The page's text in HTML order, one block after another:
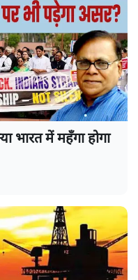
भारत में महँगा होगा